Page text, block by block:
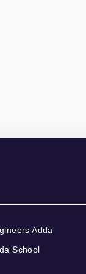
Adda
School